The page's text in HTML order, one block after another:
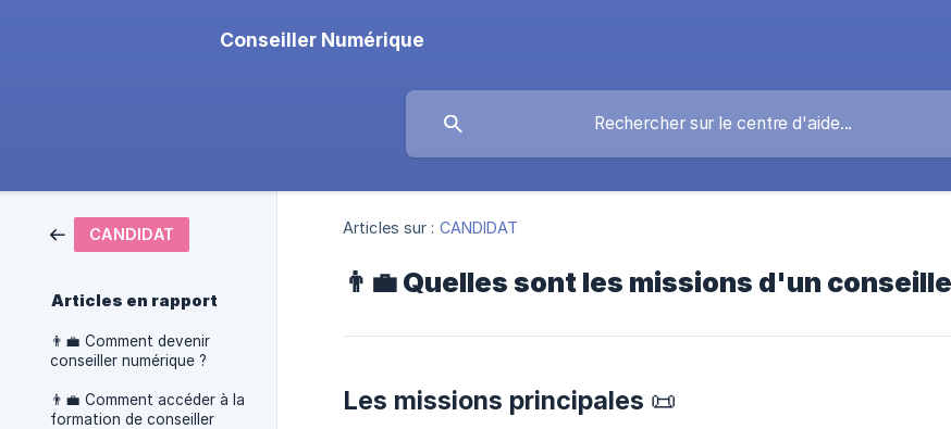
Conseiller Numérique
CANDIDAT
Articles en rapport
👨‍💼 Comment devenir
conseiller numérique ?
👨‍💼 Comment accéder à la
formation de conseiller
Articles sur : CANDIDAT
👨‍💼 Quelles sont les missions d'un
Les missions principales 📜